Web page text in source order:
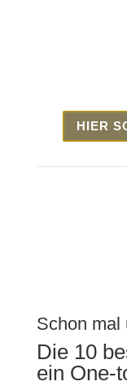
HIER
Schon mal
Die 10
ein One-